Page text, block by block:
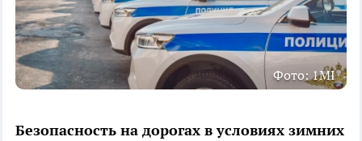
Фото: 1MI
Безопасность на дорогах в условиях зимних